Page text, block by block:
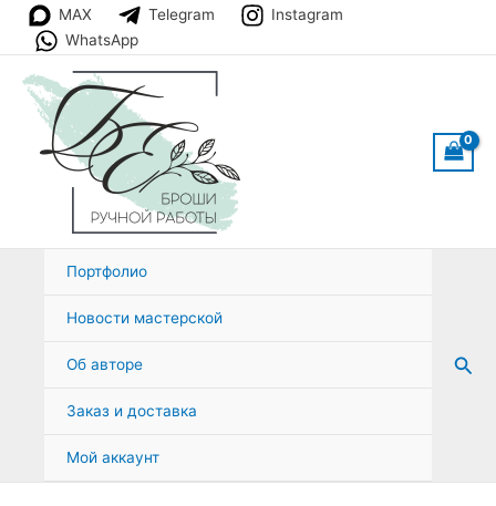
Перейти
содержимому
MAX Telegram
Instagram
WhatsApp
Портфолио
Новости мастерской
Об авторе
Заказ и доставка
Мой аккаунт